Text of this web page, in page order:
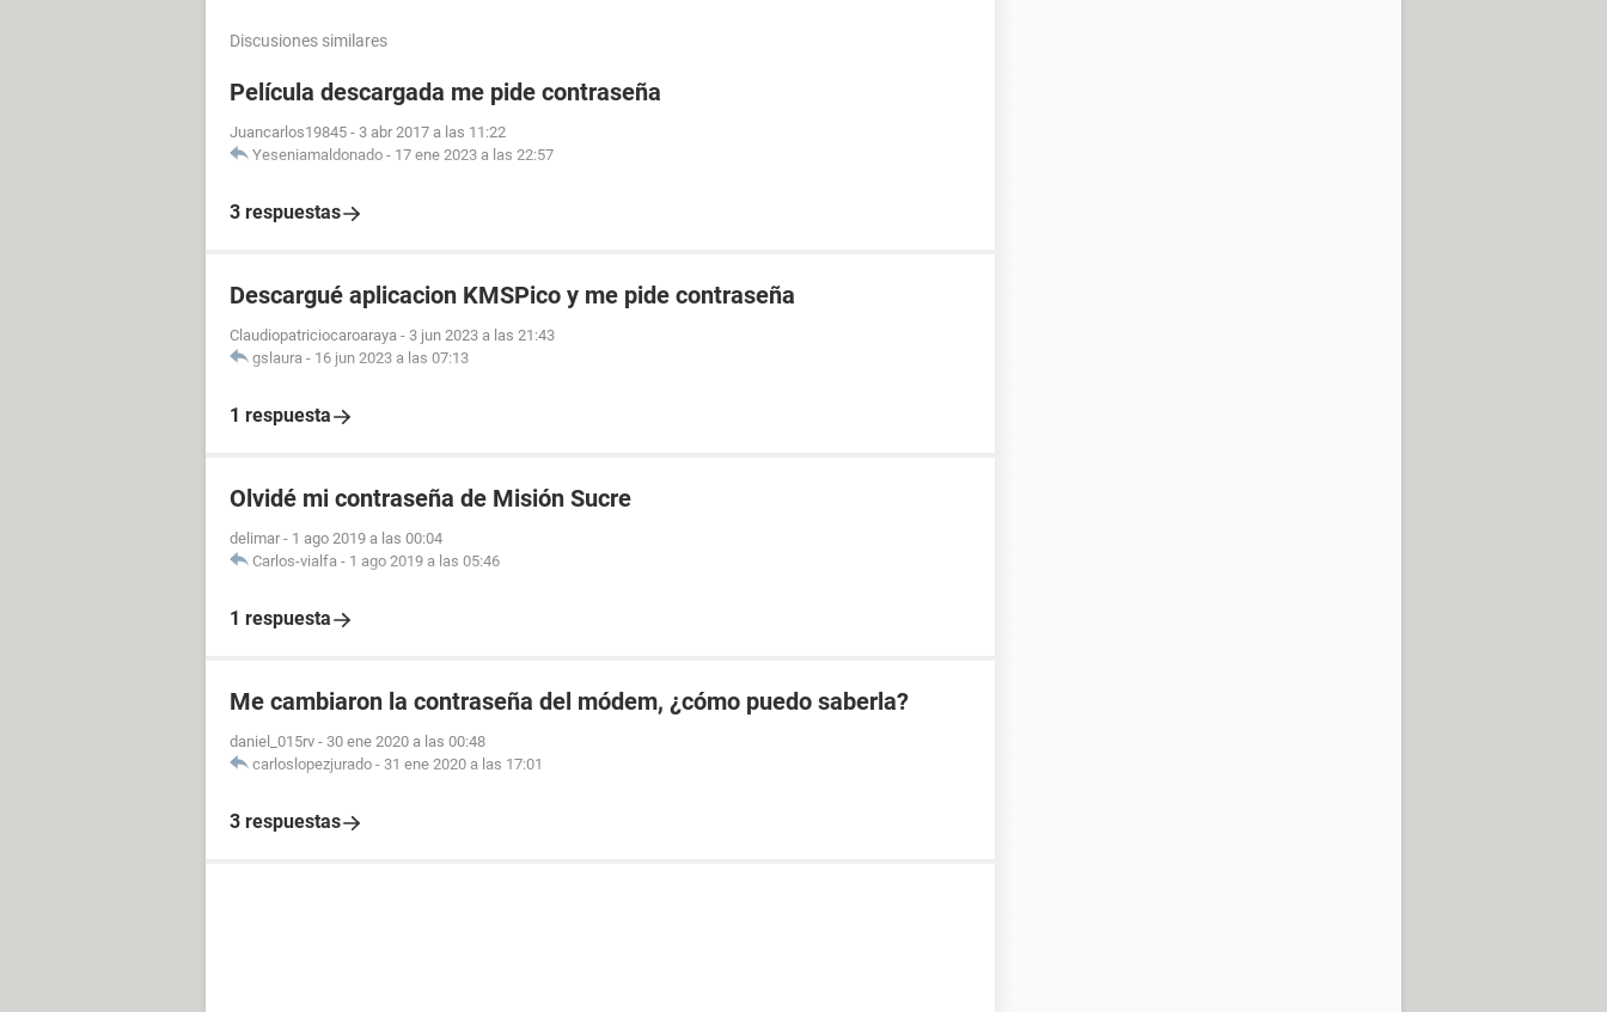
Discusiones similares
Película descargada me pide contraseña
Juancarlos19845 - 3 abr 2017 a las 11:22
Yeseniamaldonado - 17 ene 2023 a las 22:57
3 respuestas
Descargué aplicacion KMSPico y me pide contraseña
Claudiopatriciocaroaraya - 3 jun 2023 a las 21:43
gslaura - 16 jun 2023 a las 07:13
1 respuesta
Olvidé mi contraseña de Misión Sucre
delimar - 1 ago 2019 a las 00:04
Carlos-vialfa - 1 ago 2019 a las 05:46
1 respuesta
Me cambiaron la contraseña del módem, ¿cómo puedo saberla?
daniel_015rv - 30 ene 2020 a las 00:48
carloslopezjurado - 31 ene 2020 a las 17:01
3 respuestas